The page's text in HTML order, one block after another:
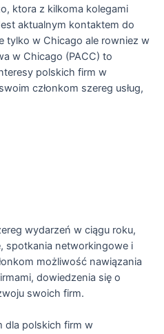
ktora z kilkoma kolegami
aktualnym kontaktem do
tylko w Chicago ale rowniez w
w Chicago (PACC) to
polskich firm w
członkom szereg usług,
wydarzeń w ciągu roku,
spotkania networkingowe i
możliwość nawiązania
dowiedzenia się o
swoich firm.
dla polskich firm w